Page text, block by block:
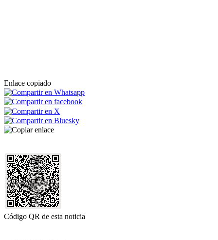
Enlace copiado
Código QR de esta noticia